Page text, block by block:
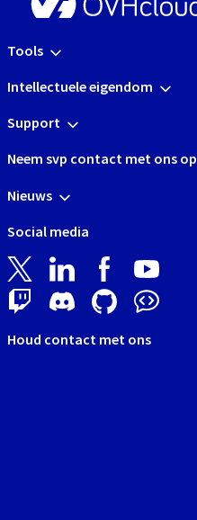
Tools
Intellectuele eigendom
Support
Neem svp contact met ons op
Nieuws
Social media
Houd contact met ons